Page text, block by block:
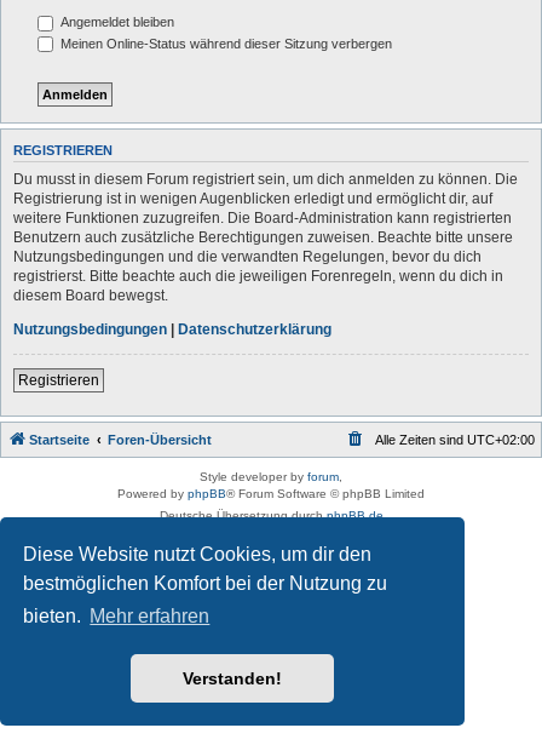
Diese Website nutzt Cookies, um dir den
bestmöglichen Komfort bei der Nutzung zu
bieten. Mehr erfahren
Verstanden!
Angemeldet bleiben
Meinen Online-Status während dieser Sitzung verbergen
REGISTRIEREN
Du musst in diesem Forum registriert sein, um dich anmelden zu können. Die
Registrierung ist in wenigen Augenblicken erledigt und ermöglicht dir, auf
weitere Funktionen zuzugreifen. Die Board-Administration kann registrierten
Benutzern auch zusätzliche Berechtigungen zuweisen. Beachte bitte unsere
Nutzungsbedingungen und die verwandten Regelungen, bevor du dich
registrierst. Bitte beachte auch die jeweiligen Forenregeln, wenn du dich in
diesem Board bewegst.
Nutzungsbedingungen | Datenschutzerklärung
Registrieren
Startseite Foren-Übersicht Alle Zeiten sind UTC+02:00
Style developer by forum
Powered by phpBB® Forum Software © phpBB Limited
Deutsche Übersetzung durchphpBB.de